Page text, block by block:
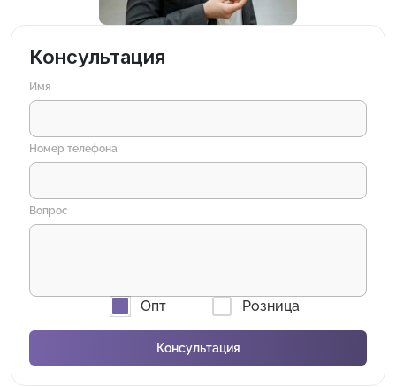
Консультация
Имя
Номер телефона
Вопрос
Опт Розница